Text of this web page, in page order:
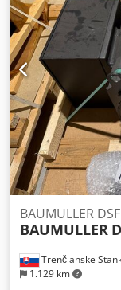
Trenčianske
1.129 km
BAUMULLER
BAUMULLER